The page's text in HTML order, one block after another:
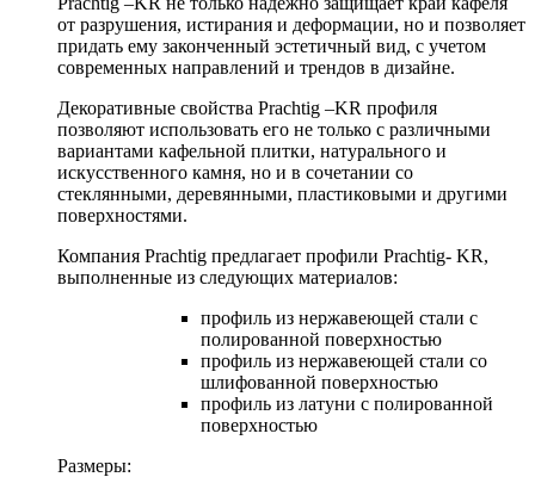
от разрушения, истирания и деформации, но и позволяет
придать ему законченный эстетичный вид, с учетом
современных направлений и трендов в дизайне.
Декоративные свойства Prachtig –KR профиля
позволяют использовать его не только с различными
вариантами кафельной плитки, натурального и
искусственного камня, но и в сочетании со
стеклянными, деревянными, пластиковыми и другими
поверхностями.
Компания Prachtig предлагает профили Prachtig- KR,
выполненные из следующих материалов:
профиль из нержавеющей стали с
полированной поверхностью
профиль из нержавеющей стали со
шлифованной поверхностью
профиль из латуни с полированной
поверхностью
Размеры: